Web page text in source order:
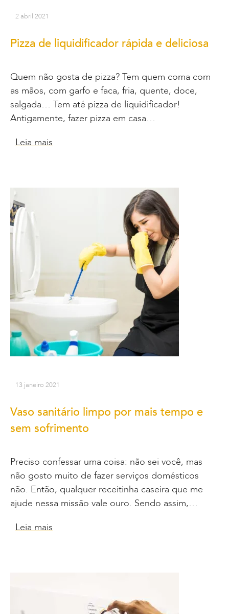
2 abril 2021
Pizza de liquidificador rápida e deliciosa
Quem não gosta de pizza? Tem quem coma com
as mãos, com garfo e faca, fria, quente, doce,
salgada… Tem até pizza de liquidificador!
Antigamente, fazer pizza em casa…
Leia mais
13 janeiro 2021
Vaso sanitário limpo por mais tempo e
sem sofrimento
Preciso confessar uma coisa: não sei você, mas
não gosto muito de fazer serviços domésticos
não. Então, qualquer receitinha caseira que me
ajude nessa missão vale ouro. Sendo assim,…
Leia mais